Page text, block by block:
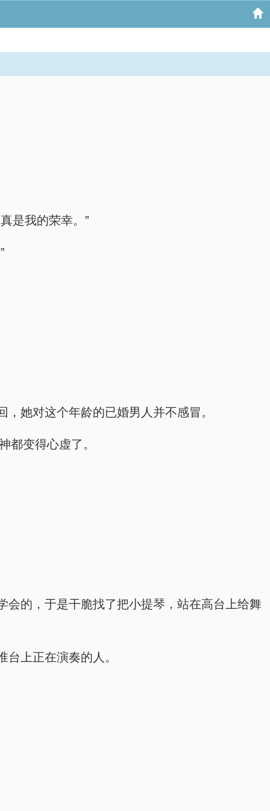
是我的荣幸。”
她对这个年龄的已婚男人并不感冒。
都变得心虚了。
会的，于是干脆找了把小提琴，站在高台上给舞
上正在演奏的人。